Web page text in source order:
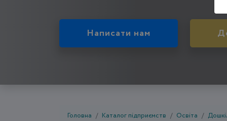
Написати нам
Головна Каталог підприємств Освіта